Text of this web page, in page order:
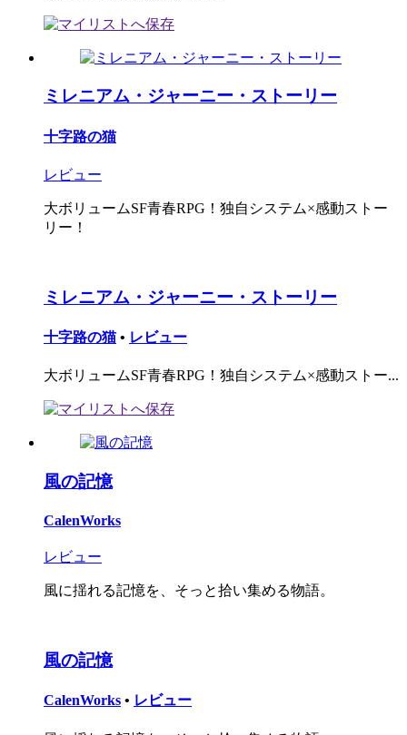
ミレニアム・ジャーニー・ストーリー
十字路の猫
レビュー
大ボリュームSF青春RPG！独自システム×感動ストー
リー！
ミレニアム・ジャーニー・ストーリー
十字路の猫 • レビュー
大ボリュームSF青春RPG！独自システム×感動ストー...
風の記憶
CalenWorks
レビュー
風に揺れる記憶を、そっと拾い集める物語。
風の記憶
CalenWorks • レビュー